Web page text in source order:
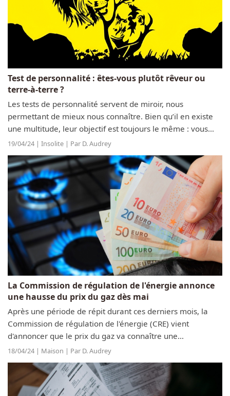
Test de personnalité : êtes-vous plutôt rêveur ou
terre-à-terre ?
Les tests de personnalité servent de miroir, nous
permettant de mieux nous connaître. Bien qu’il en existe
une multitude, leur objectif est toujours le même : vous
aider à vous comprendre davantage. Grâce à celui du jour,
vous saurez si vous...
19/04/24 | Insolite | Par D. Audrey
La Commission de régulation de l'énergie annonce
une hausse du prix du gaz dès mai
Après une période de répit durant ces derniers mois, la
Commission de régulation de l'énergie (CRE) vient
d'annoncer que le prix du gaz va connaître une
augmentation à partir du mois de mai. Cette hausse des
tarifs impactera les onze millions de...
18/04/24 | Maison | Par D. Audrey